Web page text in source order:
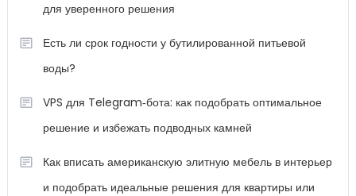
для уверенного решения
Есть ли срок годности у бутилированной питьевой
воды?
VPS для Telegram‑бота: как подобрать оптимальное
решение и избежать подводных камней
Как вписать американскую элитную мебель в интерьер
и подобрать идеальные решения для квартиры или